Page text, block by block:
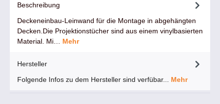
Beschreibung
Deckeneinbau-Leinwand für die Montage in abgehängten
Decken.Die Projektionstücher sind aus einem vinylbasierten
Material. Mi… Mehr
Hersteller
Folgende Infos zu dem Hersteller sind verfübar... Mehr